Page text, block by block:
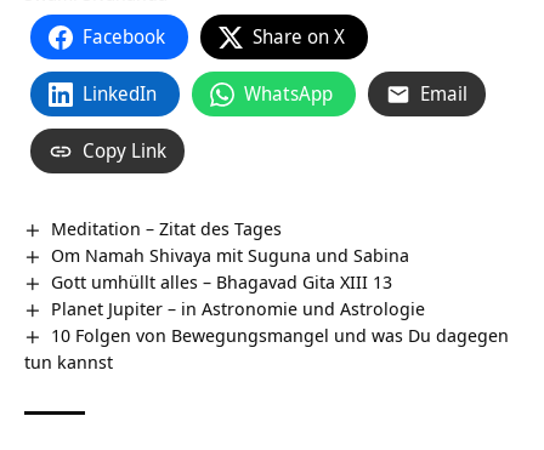
Facebook Share on X
LinkedIn WhatsApp Email
Copy Link
Meditation – Zitat des Tages
Om Namah Shivaya mit Suguna und Sabina
Gott umhüllt alles – Bhagavad Gita XIII 13
Planet Jupiter – in Astronomie und Astrologie
10 Folgen von Bewegungsmangel und was Du dagegen
tun kannst